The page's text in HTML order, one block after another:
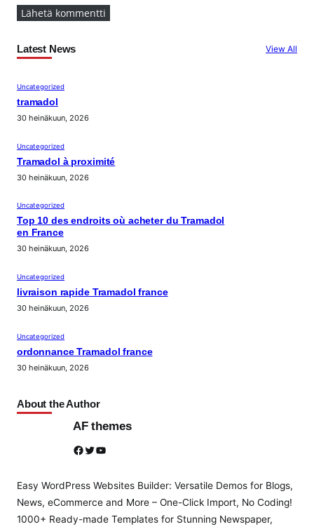
Latest News View All
Uncategorized
tramadol
30 heinäkuun, 2026
Uncategorized
Tramadol à proximité
30 heinäkuun, 2026
Uncategorized
Top 10 des endroits où acheter du Tramadol
en France
30 heinäkuun, 2026
Uncategorized
livraison rapide Tramadol france
30 heinäkuun, 2026
Uncategorized
ordonnance Tramadol france
30 heinäkuun, 2026
About the Author
AF themes
Facebook Twitter YouTube
Easy WordPress Websites Builder: Versatile Demos for Blogs,
News, eCommerce and More – One-Click Import, No Coding!
1000+ Ready-made Templates for Stunning Newspaper,